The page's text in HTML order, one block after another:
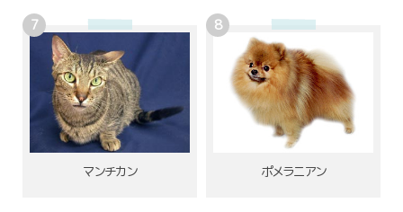
マンチカン ポメラニアン